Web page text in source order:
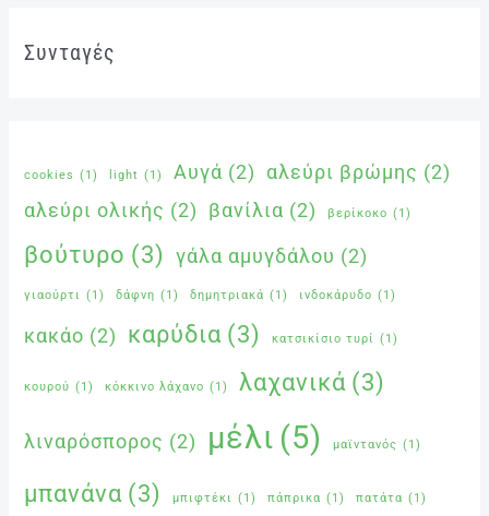
Συνταγές
cookies (1) light (1) Αυγά (2) αλεύρι βρώμης (2)
αλεύρι ολικής (2) βανίλια (2) βερίκοκο (1)
βούτυρο (3) γάλα αμυγδάλου (2)
γιαούρτι (1) δάφνη (1) δημητριακά (1) ινδοκάρυδο (1)
κακάο (2) καρύδια (3) κατσικίσιο τυρί (1)
κουρού (1) κόκκινο λάχανο (1) λαχανικά (3)
λιναρόσπορος (2) μέλι (5) μαϊντανός (1)
μπανάνα (3) μπιφτέκι (1) πάπρικα (1) πατάτα (1)